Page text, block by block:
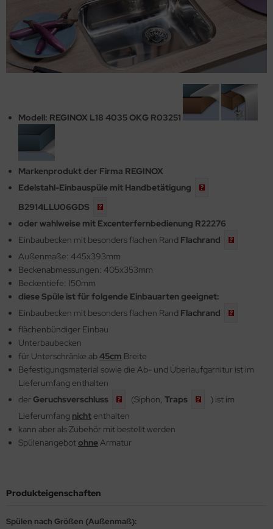
Modell: REGINOX L18 4035 OKG R03251
Markenprodukt der Firma REGINOX
Edelstahl-Einbauspüle mit Handbetätigung
B2914LLU06GDS
oder wahlweise mit Excenterfernbedienung R22276
Einbaubecken mit besonders flachen Rand Flachrand
Außenmaße: 445x393mm
Beckenabmessungen: 405x353mm
Beckentiefe: 150mm
diese Spüle ist für folgende Einbauarten geeignet:
Einbaubecken mit besonders flachen Rand Flachrand
flächenbündiger Einbau
Unterbaubecken
für Unterschränke ab45cm Breite
Befestigungsmaterial sowie die Ab- und Überlaufgarnitur ist im
Lieferumfang enthalten
der Geruchsverschluss (Siphon, Traps
) ist im
Lieferumfang nicht enthalten
kann aber als Zubehör mit bestellt werden
SpülenangebotohneArmatur
Produkteigenschaften
Spülen nach Größen (Außenmaß):